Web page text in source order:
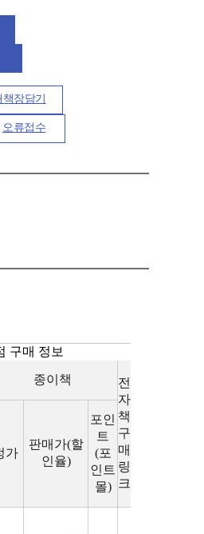
책장담기
오류접수
구매 정보
종이책
전
자
책
구
매
링
크
가
판매가(할
인율)
포인
트
(포
인트
몰)